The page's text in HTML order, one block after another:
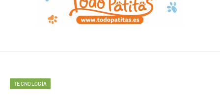
TECNOLOGÍA